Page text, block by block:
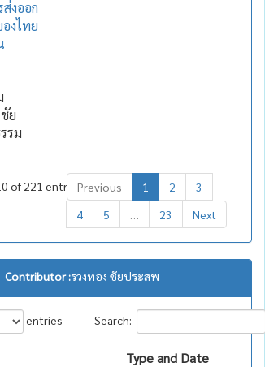
งออก
งไทย
ย
รม
of 221 entriesPrevious 1 2
3
4
5 … 23 Next
Contributor :รวงทอง ชัยประสพ
entries Search:
Type and Date